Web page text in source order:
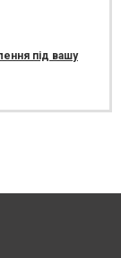
під вашу